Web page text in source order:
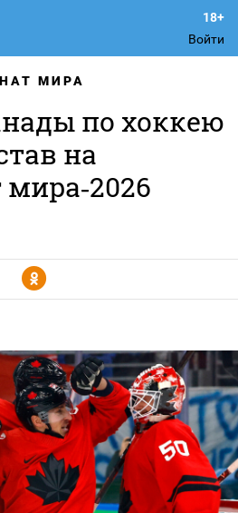
Войти
МИРА
по хоккею
на
Y